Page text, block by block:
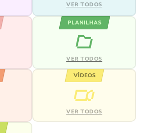
VER TODOS
PLANILHAS
VER TODOS
VÍDEOS
VER TODOS